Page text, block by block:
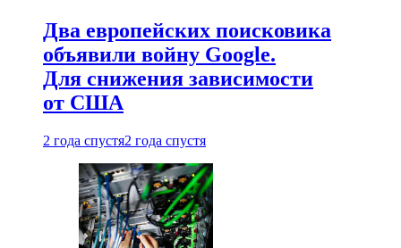
Два европейских поисковика
объявили войну Google.
Для снижения зависимости
от США
2 года спустя2 года спустя